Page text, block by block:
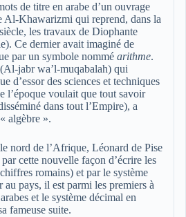
de titre en arabe d’un ouvrage
Al-Khawarizmi qui reprend, dans la
siècle, les travaux de Diophante
Ce dernier avait imaginé de
par un symbole nommé arithme.
jabr wa’l-muqabalah) qui
d’essor des sciences et techniques
l’époque voulait que tout savoir
dans tout l’Empire), a
« algèbre ».
nord de l’Afrique, Léonard de Pise
cette nouvelle façon d’écrire les
romains) et par le système
au pays, il est parmi les premiers à
et le système décimal en
fameuse suite.